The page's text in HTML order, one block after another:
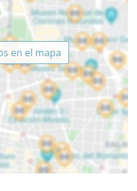
en el mapa